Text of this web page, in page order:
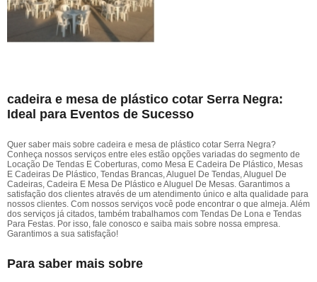
cadeira e mesa de plástico cotar Serra Negra:
Ideal para Eventos de Sucesso
Quer saber mais sobre cadeira e mesa de plástico cotar Serra Negra?
Conheça nossos serviços entre eles estão opções variadas do segmento de
Locação De Tendas E Coberturas, como Mesa E Cadeira De Plástico, Mesas
E Cadeiras De Plástico, Tendas Brancas, Aluguel De Tendas, Aluguel De
Cadeiras, Cadeira E Mesa De Plástico e Aluguel De Mesas. Garantimos a
satisfação dos clientes através de um atendimento único e alta qualidade para
nossos clientes. Com nossos serviços você pode encontrar o que almeja. Além
dos serviços já citados, também trabalhamos com Tendas De Lona e Tendas
Para Festas. Por isso, fale conosco e saiba mais sobre nossa empresa.
Garantimos a sua satisfação!
Para saber mais sobre